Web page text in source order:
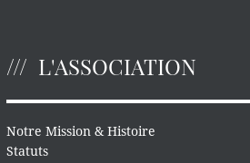
L'ASSOCIATION
Notre Mission & Histoire
Statuts